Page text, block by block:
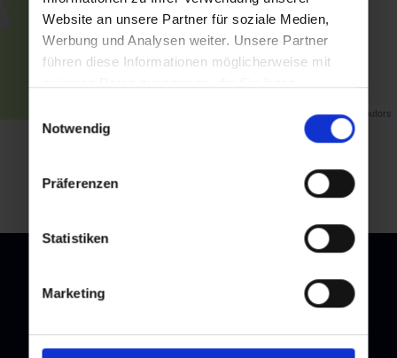
Website an unsere Partner für soziale Medien,
Werbung und Analysen weiter. Unsere Partner
führen diese Informationen möglicherweise mit
Nutzung der Dienste gesammelt haben.
Notwendig
Präferenzen
Statistiken
Marketing
OpenStreetMapcontributors
Newsletter